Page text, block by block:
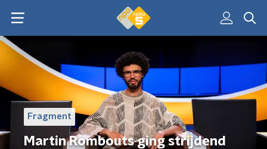
Fragment
Martin Rombouts ging strijdend